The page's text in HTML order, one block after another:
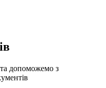
допоможемо з